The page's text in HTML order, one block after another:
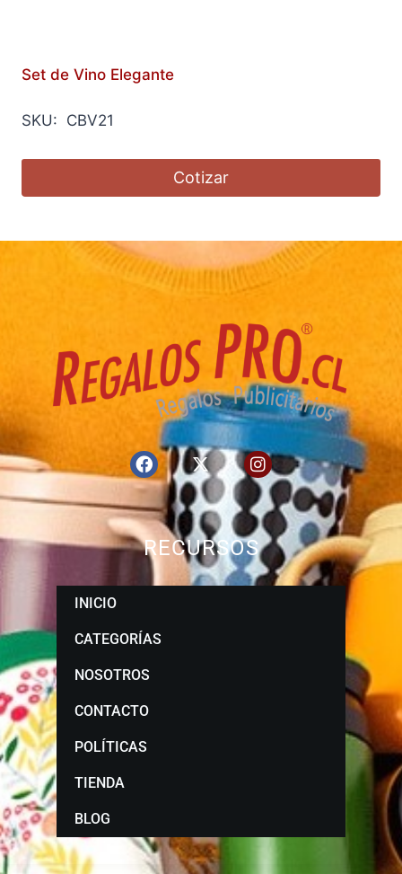
Set de Vino Elegante
SKU: CBV21
Cotizar
RECURSOS
INICIO
CATEGORÍAS
NOSOTROS
CONTACTO
POLÍTICAS
TIENDA
BLOG